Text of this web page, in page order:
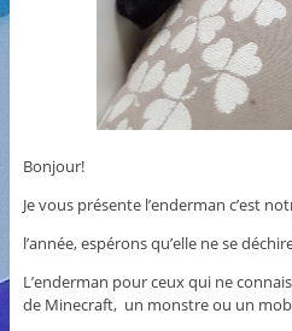
Bonjour!
Je vous présente l’enderman c’est
l’année, espérons qu’elle ne se
L’enderman pour ceux qui ne
de Minecraft, un monstre ou un